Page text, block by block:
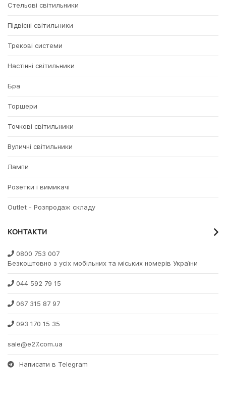
Стельові світильники
Підвісні світильники
Трекові системи
Настінні світильники
Бра
Торшери
Точкові світильники
Вуличні світильники
Лампи
Розетки і вимикачі
Outlet - Розпродаж складу
КОНТАКТИ
0800 753 007
Безкоштовно з усіх мобільних та міських номерів України
044 592 79 15
067 315 87 97
093 170 15 35
sale@e27.com.ua
Написати в Telegram